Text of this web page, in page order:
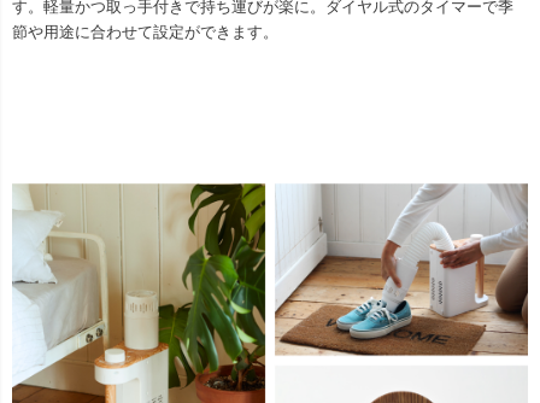
す。軽量かつ取っ手付きで持ち運びが楽に。ダイヤル式のタイマーで季
節や用途に合わせて設定ができます。